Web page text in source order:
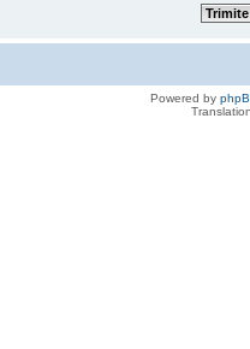
Powered by